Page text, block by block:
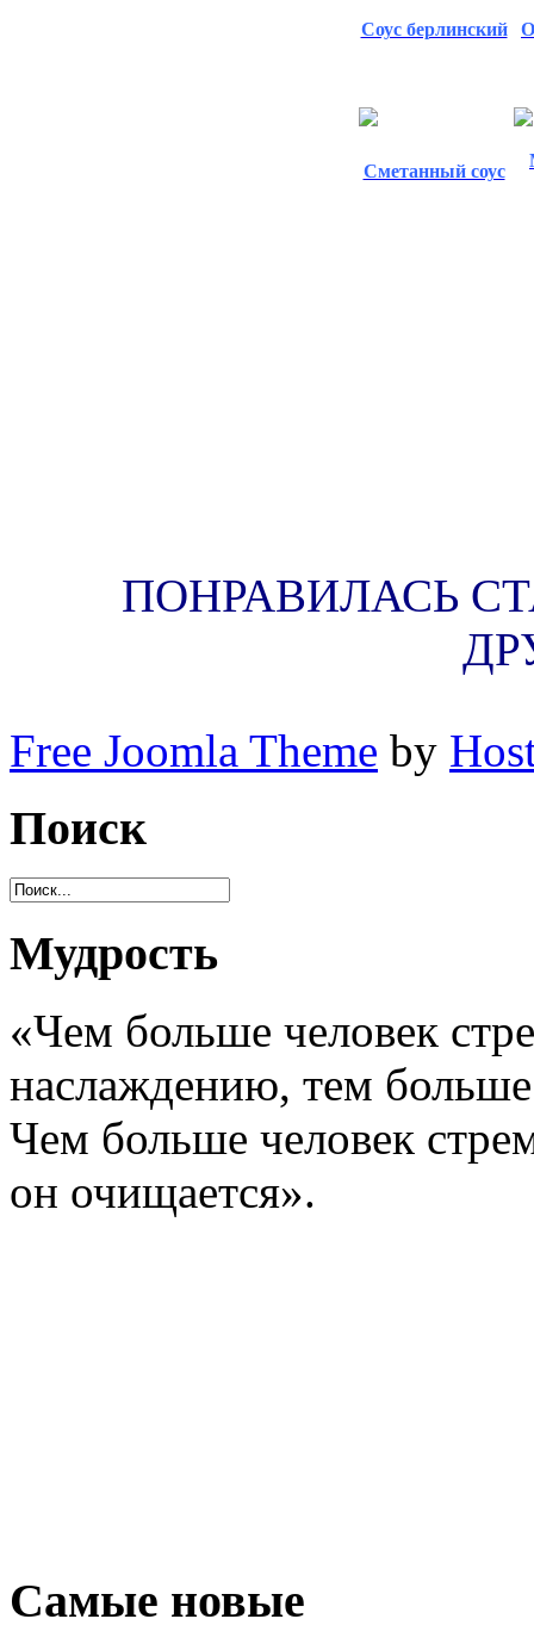
Соус берлинский
Сметанный соус
ПОНРАВИЛАСЬ
Free Joomla Theme by
Поиск
Мудрость
«Чем больше человек
наслаждению, тем
Чем больше человек
он очищается».
Самые новые